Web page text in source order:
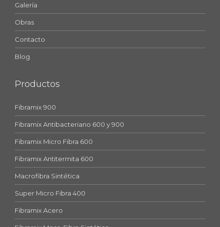
Galería
Obras
Contacto
Blog
Productos
Fibramix 900
Fibramix Antibacteriano 600 y 900
Fibramix Micro Fibra 600
Fibramix Antitermita 600
Macrofibra Sintética
Super Micro Fibra 400
Fibramix Acero